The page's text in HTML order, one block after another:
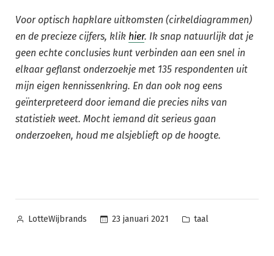
Voor optisch hapklare uitkomsten (cirkeldiagrammen)
en de precieze cijfers, klik hier. Ik snap natuurlijk dat je
geen echte conclusies kunt verbinden aan een snel in
elkaar geflanst onderzoekje met 135 respondenten uit
mijn eigen kennissenkring. En dan ook nog eens
geïnterpreteerd door iemand die precies niks van
statistiek weet. Mocht iemand dit serieus gaan
onderzoeken, houd me alsjeblieft op de hoogte.
Posted
LotteWijbrands 23 januari 2021
Posted
taal